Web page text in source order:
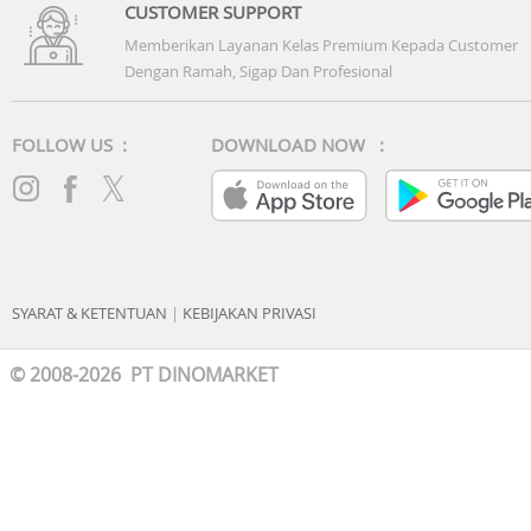
1x Ear Tips: XXS/XS/S/M/L
1x Ear Fins: 0/1/2
1x Buku Panduan dan Petunjuk
CUSTOMER SUPPORT
Memberikan Layanan Kelas Premium Kepada Customer
Dengan Ramah, Sigap Dan Profesional
FOLLOW US : DOWNLOAD NOW :
SYARAT & KETENTUAN | KEBIJAKAN PRIVASI
© 2008-2026 PT DINOMARKET